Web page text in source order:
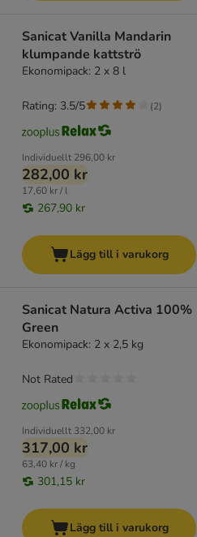
Sanicat Vanilla Mandarin
klumpande kattströ
Ekonomipack: 2 x 8 l
Individuellt 296,00 kr
282,00 kr
17,60 kr / l
267,90 kr
Rating: 3.5/5 (2)
Lägg till i varukorg
Sanicat Natura Activa 100%
Green
Ekonomipack: 2 x 2,5 kg
Individuellt 332,00 kr
317,00 kr
63,40 kr / kg
301,15 kr
Not Rated
Lägg till i varukorg